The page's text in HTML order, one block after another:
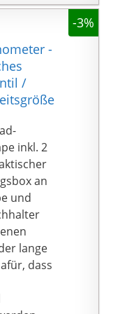
und
-
2
und
sowie
von
und
,
mit
Zur
ein
Anzeige
Die
bieten
-3%
-
/
inkl. 2
an
und
lange
dass